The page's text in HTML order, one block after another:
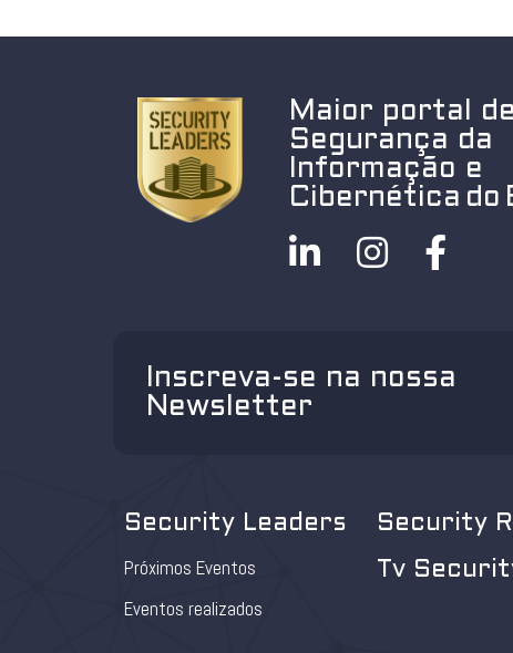
Maior portal de
Segurança da
Informação e
Cibernética do
Inscreva-se na nossa
Newsletter
Security Leaders
Próximos Eventos
Eventos realizados
Security
Tv